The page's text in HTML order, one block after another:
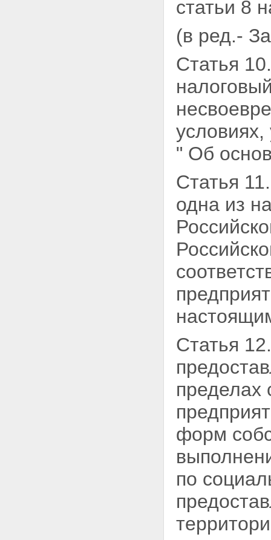
статьи 8
(в ред.-
Статья
" Об
Статья
одна из
Статья
форм
по